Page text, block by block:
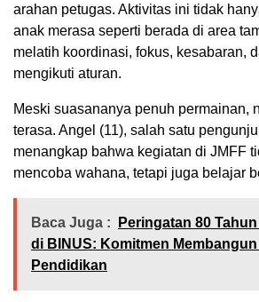
arahan petugas. Aktivitas ini tidak
anak merasa seperti berada di area
melatih koordinasi, fokus, kesabaran,
mengikuti aturan.
Meski suasananya penuh permainan,
terasa. Angel (11), salah satu
menangkap bahwa kegiatan di JMFF
mencoba wahana, tetapi juga belajar
Baca Juga :
Peringatan 80
di BINUS: Komitmen
Pendidikan